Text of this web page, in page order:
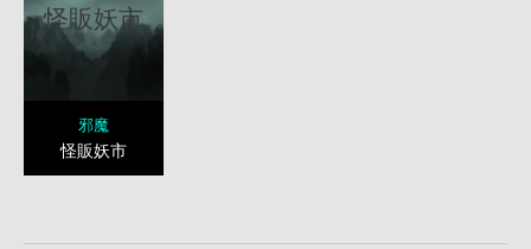
怪販妖市
邪魔
怪販妖市